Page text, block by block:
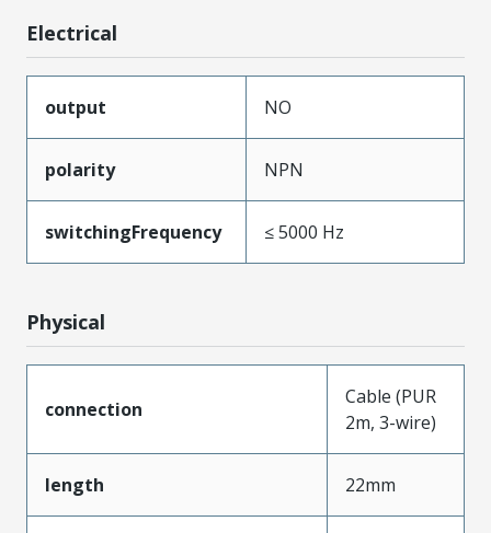
Electrical
output NO
polarity NPN
switchingFrequency ≤ 5000 Hz
Physical
connection
Cable (PUR
2m, 3-wire)
length 22mm